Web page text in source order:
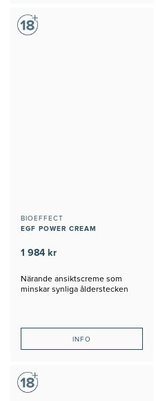
BIOEFFECT
EGF POWER CREAM
1 984 kr
Närande ansiktscreme som
minskar synliga ålderstecken
INFO